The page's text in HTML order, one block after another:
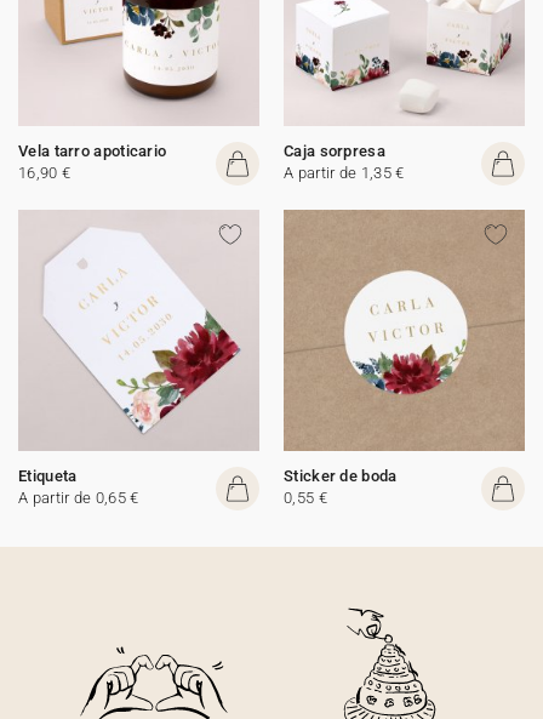
Vela tarro apoticario
16,90 €
Caja sorpresa
A partir de 1,35 €
Etiqueta
A partir de 0,65 €
Sticker de boda
0,55 €